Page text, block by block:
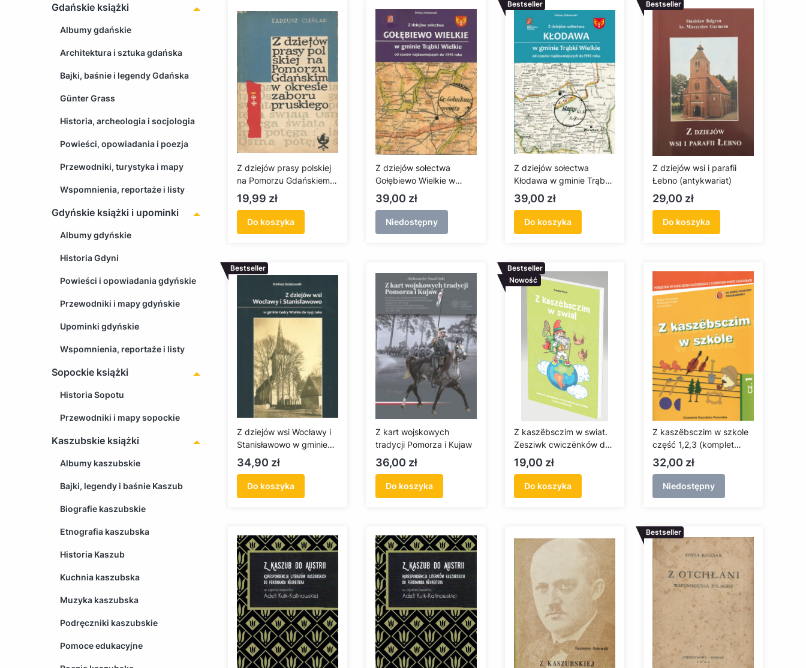
Gdańskie książki
Albumy gdańskie
Architektura i sztuka gdańska
Bajki, baśnie i legendy Gdańska
Günter Grass
Historia, archeologia i socjologia
Powieści, opowiadania i poezja
Przewodniki, turystyka i mapy
Wspomnienia, reportaże i listy
Gdyńskie książki i upominki
Albumy gdyńskie
Historia Gdyni
Powieści i opowiadania gdyńskie
Przewodniki i mapy gdyńskie
Upominki gdyńskie
Wspomnienia, reportaże i listy
Sopockie książki
Historia Sopotu
Przewodniki i mapy sopockie
Kaszubskie książki
Albumy kaszubskie
Bajki, legendy i baśnie Kaszub
Biografie kaszubskie
Etnografia kaszubska
Historia Kaszub
Kuchnia kaszubska
Muzyka kaszubska
Podręczniki kaszubskie
Pomoce edukacyjne
Z dziejów prasy polskiej
na Pomorzu Gdańskiem
w okresie zaboru
pruskiego (antykwariat)
Cena
19,99 zł
Do koszyka
Z dziejów sołectwa
Gołębiewo Wielkie w
gminie Trąbki Wielkie od
czasów najdawniejszych
do 1945 roku
Cena
39,00 zł
Niedostępny
Bestseller
Z dziejów sołectwa
Kłodawa w gminie Trąbki
Wielkie od czasów
najdawniejszych do 1945
roku
Cena
39,00 zł
Do koszyka
Bestseller
Z dziejów wsi i parafii
Łebno (antykwariat)
Cena
29,00 zł
Do koszyka
Bestseller
Z dziejów wsi Wocławy i
Stanisławowo w gminie
Cedry Wielkie do 1945
roku
Cena
34,90 zł
Do koszyka
Z kart wojskowych
tradycji Pomorza i Kujaw
Cena
36,00 zł
Do koszyka
Bestseller
Nowość
Z kaszëbsczim w swiat.
Zesziwk cwiczënków do
kaszëbsczégò jãzeka
Cena
19,00 zł
Do koszyka
Z kaszëbsczim w szkole
część 1,2,3 (komplet
ćwiczeń)
Cena
32,00 zł
Niedostępny
Bestseller